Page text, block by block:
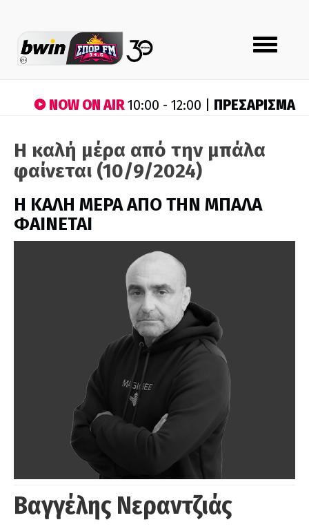
Toggle
navigation
NOW ON AIR10:00 - 12:00 | ΠΡΕΣΑΡΙΣΜΑ
Η καλή μέρα από την μπάλα
φαίνεται (10/9/2024)
H ΚΑΛΗ ΜΕΡΑ ΑΠΟ ΤΗΝ ΜΠΑΛΑ
ΦΑΙΝΕΤΑΙ
Βαγγέλης Νεραντζιάς